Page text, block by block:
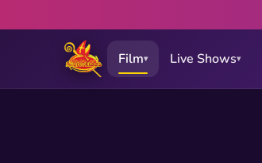
Film▾ Live Shows▾